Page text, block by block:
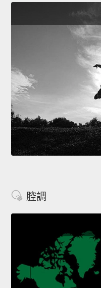
腔調